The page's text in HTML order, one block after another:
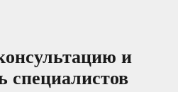
и
специалистов